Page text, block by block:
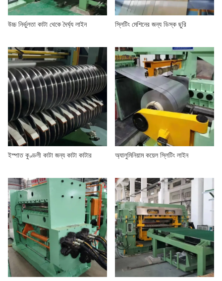
উচ্চ নির্ভুলতা কাটা থেকে দৈর্ঘ্য লাইন স্লিটিং মেশিনের জন্য ডিস্ক ছুরি
ইস্পাত কুণ্ডলী কাটা জন্য কাটা কাটার অ্যালুমিনিয়াম কয়েল স্লিটিং লাইন